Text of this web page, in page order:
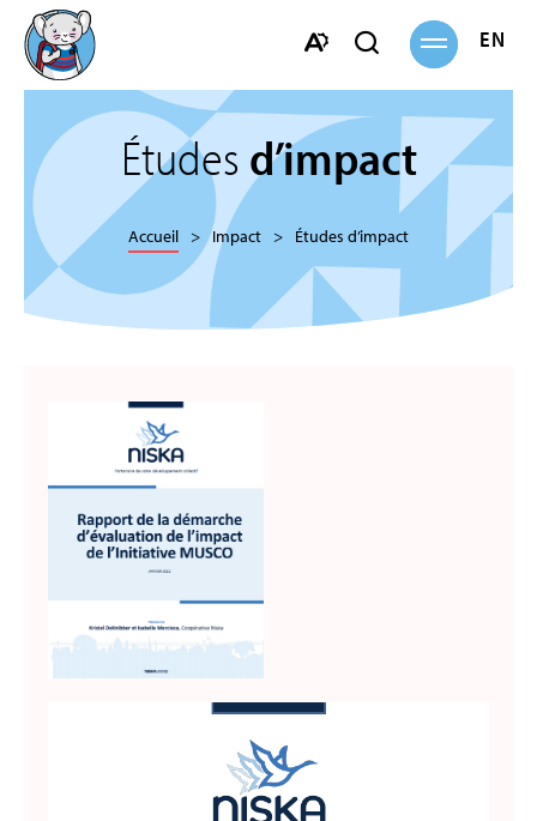
la
barre
d'accessibilité.
Ouvrir
barre
de
recherche
Ouvrir
la
navigation
Études d’impact
Accueil Impact Études d’impact